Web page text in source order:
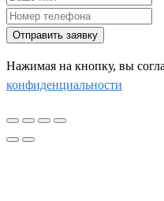
Отправить заявку
Нажимая на кнопку, вы
конфиденциальности